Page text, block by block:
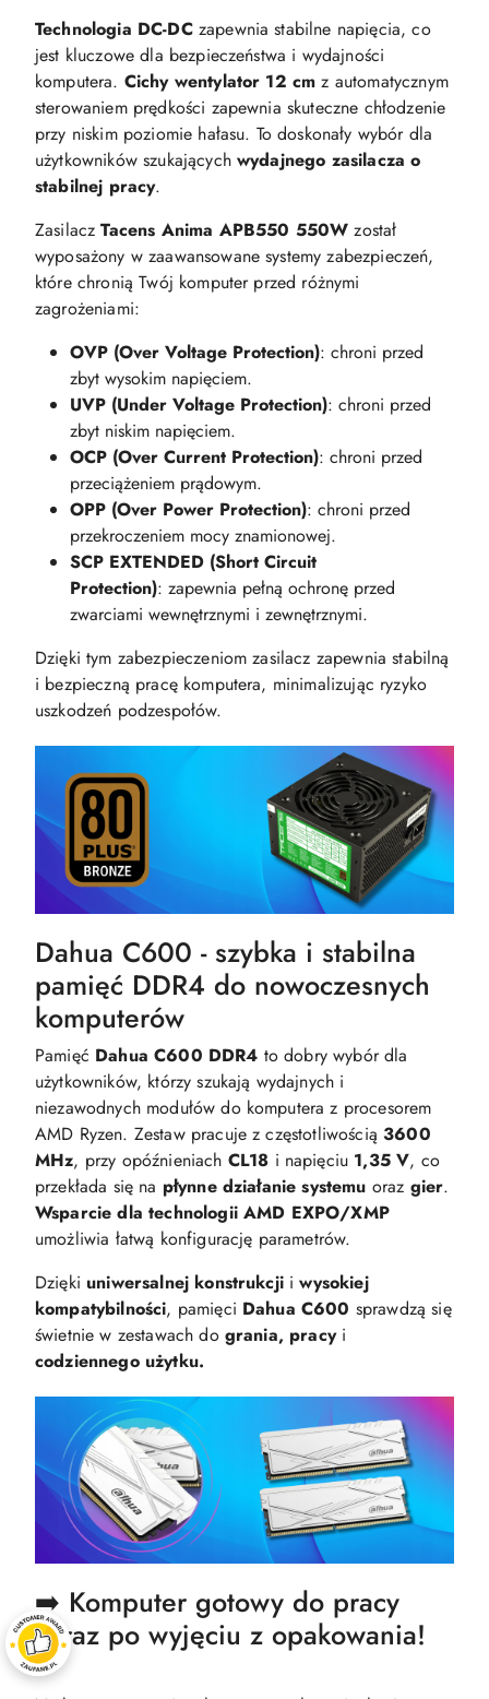
Technologia DC-DC zapewnia stabilne napięcia, co
jest kluczowe dla bezpieczeństwa i wydajności
komputera. Cichy wentylator 12 cmz automatycznym
sterowaniem prędkości zapewnia skuteczne chłodzenie
przy niskim poziomie hałasu. To doskonały wybór dla
użytkowników szukającychwydajnego zasilacza o
stabilnej pracy.
​ZasilaczTacens Anima APB550 550W został
wyposażony w zaawansowane systemy zabezpieczeń,
które chronią Twój komputer przed różnymi
zagrożeniami:​
OVP (Over Voltage Protection): chroni przed
zbyt wysokim napięciem.​
UVP (Under Voltage Protection): chroni przed
zbyt niskim napięciem.​
OCP (Over Current Protection): chroni przed
przeciążeniem prądowym.​
OPP (Over Power Protection): chroni przed
przekroczeniem mocy znamionowej.​
SCP EXTENDED (Short Circuit
Protection): zapewnia pełną ochronę przed
zwarciami wewnętrznymi i zewnętrznymi.​
Dzięki tym zabezpieczeniom zasilacz zapewnia stabilną
i bezpieczną pracę komputera, minimalizując ryzyko
uszkodzeń podzespołów.
Dahua C600 - szybka i stabilna
pamięć DDR4 do nowoczesnych
komputerów
Pamięć Dahua C600 DDR4 to dobry wybór dla
użytkowników, którzy szukają wydajnych i
niezawodnych modułów do komputera z procesorem
AMD Ryzen. Zestaw pracuje z częstotliwością3600
MHz, przy opóźnieniach CL18 i napięciu 1,35 V, co
przekłada się na płynne działanie systemu oraz gier.
Wsparcie dla technologii AMD EXPO/XMP
umożliwia łatwą konfigurację parametrów.
Dzięki uniwersalnej konstrukcji iwysokiej
kompatybilności, pamięci Dahua C600 sprawdzą się
świetnie w zestawach do grania, pracyi
codziennego użytku.
➡️ Komputer gotowy do pracy
zaraz po wyjęciu z opakowania!
⬅️